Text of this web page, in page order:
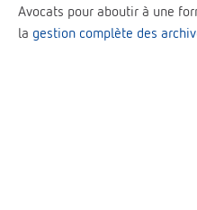
Avocats pour aboutir à une
la gestion complète des